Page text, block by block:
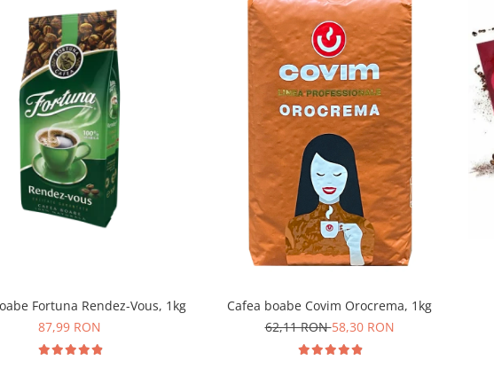
Fortuna Rendez-Vous, 1kg
87,99 RON
Cafea boabe Covim Orocrema, 1kg
62,11 RON58,30 RON